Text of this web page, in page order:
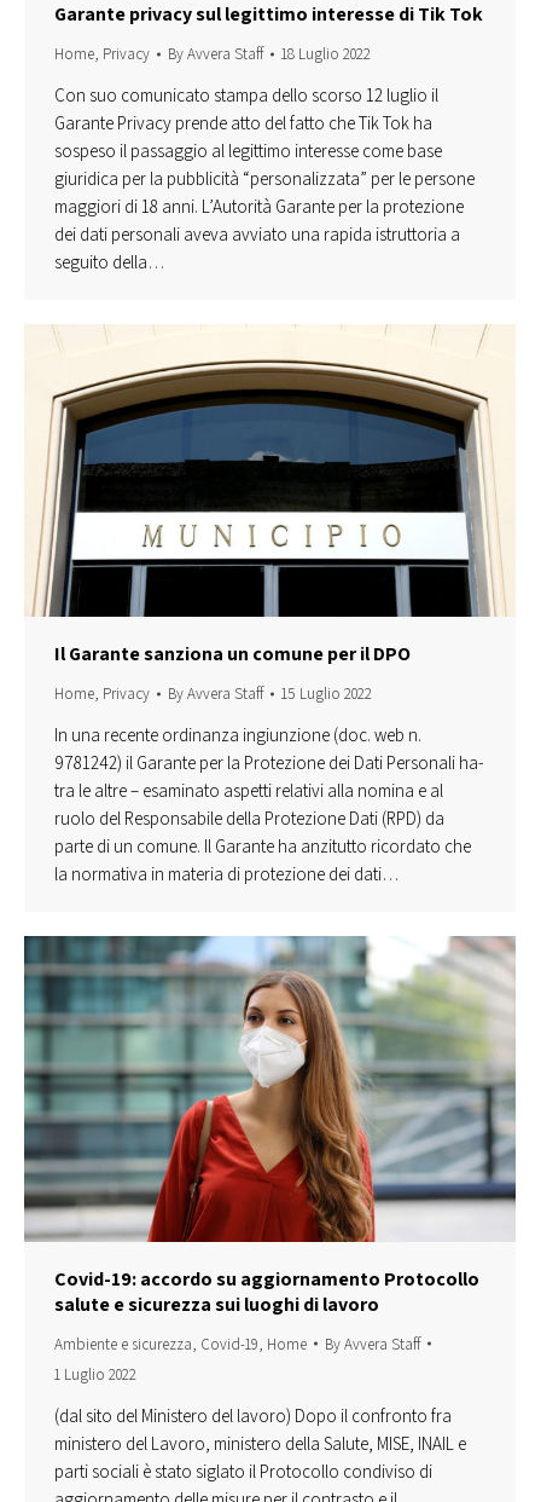
Garante privacy sul legittimo interesse di Tik Tok
Home, Privacy ByAvvera Staff 18 Luglio 2022
Con suo comunicato stampa dello scorso 12 luglio il
Garante Privacy prende atto del fatto che Tik Tok ha
sospeso il passaggio al legittimo interesse come base
giuridica per la pubblicità “personalizzata” per le persone
maggiori di 18 anni. L’Autorità Garante per la protezione
dei dati personali aveva avviato una rapida istruttoria a
seguito della…
Il Garante sanziona un comune per il DPO
Home, Privacy ByAvvera Staff 15 Luglio 2022
In una recente ordinanza ingiunzione (doc. web n.
9781242) il Garante per la Protezione dei Dati Personali ha-
tra le altre – esaminato aspetti relativi alla nomina e al
ruolo del Responsabile della Protezione Dati (RPD) da
parte di un comune. Il Garante ha anzitutto ricordato che
la normativa in materia di protezione dei dati…
Covid-19: accordo su aggiornamento Protocollo
salute e sicurezza sui luoghi di lavoro
Ambiente e sicurezza, Covid-19, Home ByAvvera Staff
1 Luglio 2022
(dal sito del Ministero del lavoro) ​Dopo il confronto fra
ministero del Lavoro, ministero della Salute, MISE, INAIL e
parti sociali è stato siglato il Protocollo condiviso di